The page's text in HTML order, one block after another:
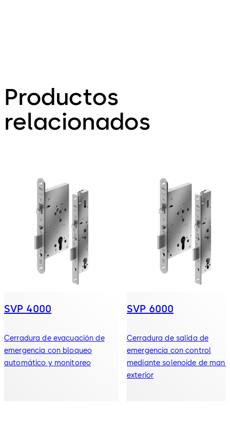
Productos
relacionados
SVP 4000
Cerradura de evacuación de
emergencia con bloqueo
automático y monitoreo
SVP 6000
Cerradura de salida de
emergencia con control
mediante solenoide de
exterior